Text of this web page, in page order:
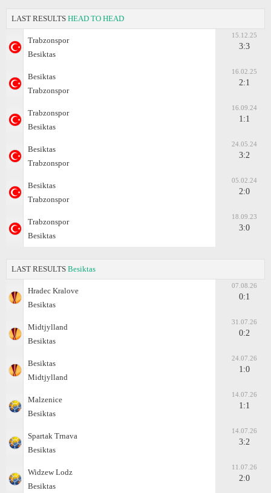
LAST RESULTS HEAD TO HEAD
Trabzonspor
Besiktas
15.12.25
3:3
Besiktas
Trabzonspor
16.02.25
2:1
Trabzonspor
Besiktas
16.09.24
1:1
Besiktas
Trabzonspor
24.05.24
3:2
Besiktas
Trabzonspor
05.02.24
2:0
Trabzonspor
Besiktas
18.09.23
3:0
LAST RESULTS Besiktas
Hradec Kralove
Besiktas
07.08.26
0:1
Midtjylland
Besiktas
31.07.26
0:2
Besiktas
Midtjylland
24.07.26
1:0
Malzenice
Besiktas
14.07.26
1:1
Spartak Trnava
Besiktas
14.07.26
3:2
Widzew Lodz
Besiktas
11.07.26
2:0